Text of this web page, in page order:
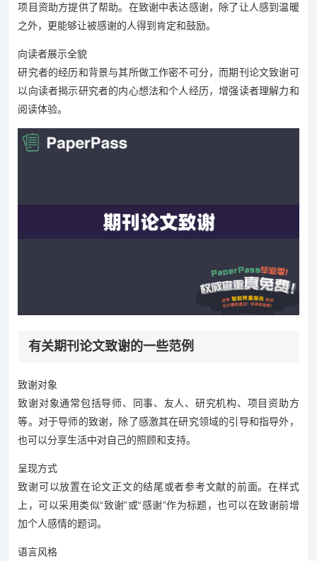
项目资助方提供了帮助。在致谢中表达感谢，除了让人感到温暖
之外，更能够让被感谢的人得到肯定和鼓励。
向读者展示全貌
研究者的经历和背景与其所做工作密不可分，而期刊论文致谢可
以向读者揭示研究者的内心想法和个人经历，增强读者理解力和
阅读体验。
有关期刊论文致谢的一些范例
致谢对象
致谢对象通常包括导师、同事、友人、研究机构、项目资助方
等。对于导师的致谢，除了感激其在研究领域的引导和指导外，
也可以分享生活中对自己的照顾和支持。
呈现方式
致谢可以放置在论文正文的结尾或者参考文献的前面。在样式
上，可以采用类似“致谢”或“感谢”作为标题，也可以在致谢前增
加个人感情的题词。
语言风格